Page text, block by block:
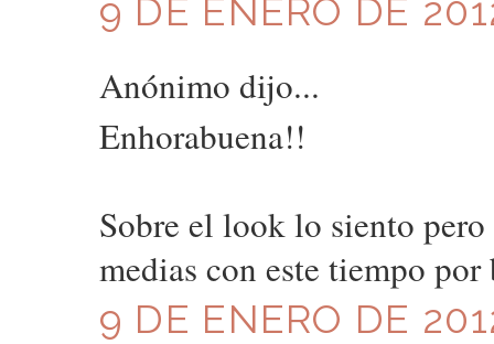
9 DE ENERO DE
Anónimo dijo...
Enhorabuena!!
Sobre el look lo siento
medias con este tiempo por
9 DE ENERO DE